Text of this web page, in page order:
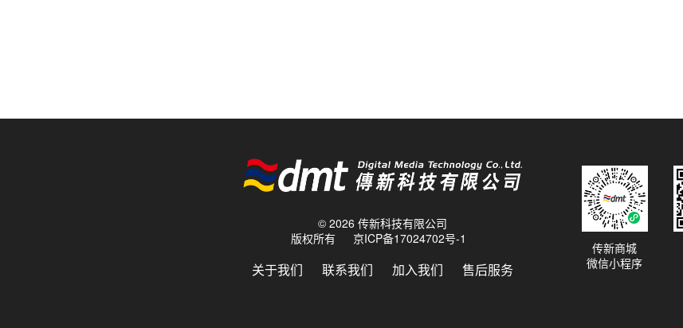
© 2026 传新科技有限公司
版权所有
京ICP备17024702号-1
关于我们 联系我们 加入我们 售后服务
传新商城
微信小程序